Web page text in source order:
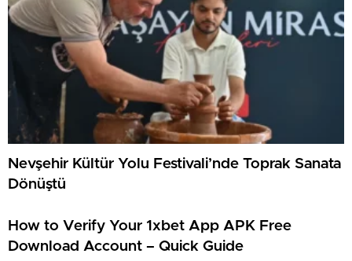
Nevşehir Kültür Yolu Festivali’nde Toprak Sanata
Dönüştü
How to Verify Your 1xbet App APK Free
Download Account – Quick Guide